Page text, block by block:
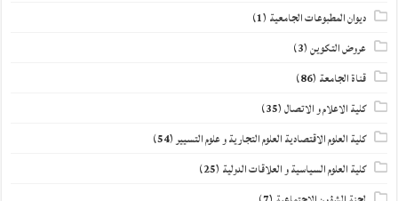
ديوان المطبوعات الجامعية (1)
عروض التكوين(3)
قناة الجامعة (86)
كلية الاعلام و الاتصال(35)
كلية العلوم الاقتصادية العلوم التجارية و علوم التسيير(54)
كلية العلوم السياسية و العلاقات الدولية (25)